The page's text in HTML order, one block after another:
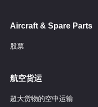
Aircraft & Spare Parts
股票
航空货运
超大货物的空中运输